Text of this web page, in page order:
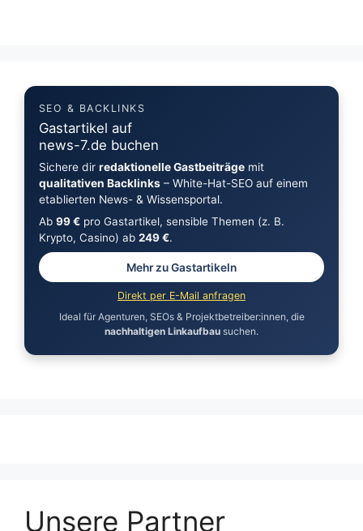
SEO & BACKLINKS
Gastartikel auf
news-7.de buchen
Sichere dir redaktionelle Gastbeiträgemit
qualitativen Backlinks– White-Hat-SEO auf einem
etablierten News- & Wissensportal.
Ab 99 €pro Gastartikel, sensible Themen (z. B.
Krypto, Casino) ab 249 €.
Mehr zu Gastartikeln
Direkt per E-Mail anfragen
Ideal für Agenturen, SEOs & Projektbetreiber:innen, die
nachhaltigen Linkaufbau suchen.
Unsere Partner